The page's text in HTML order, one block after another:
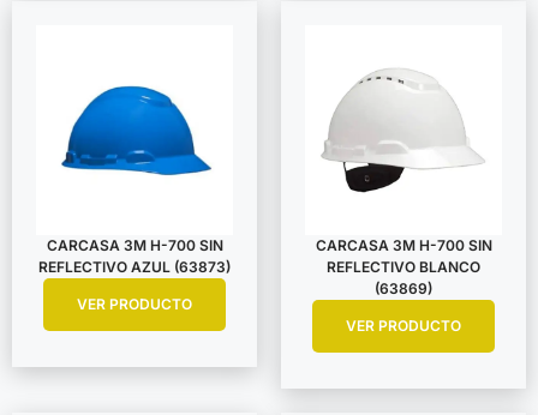
CARCASA 3M H-700 SIN
REFLECTIVO AZUL (63873)
VER PRODUCTO
CARCASA 3M H-700 SIN
REFLECTIVO BLANCO
(63869)
VER PRODUCTO